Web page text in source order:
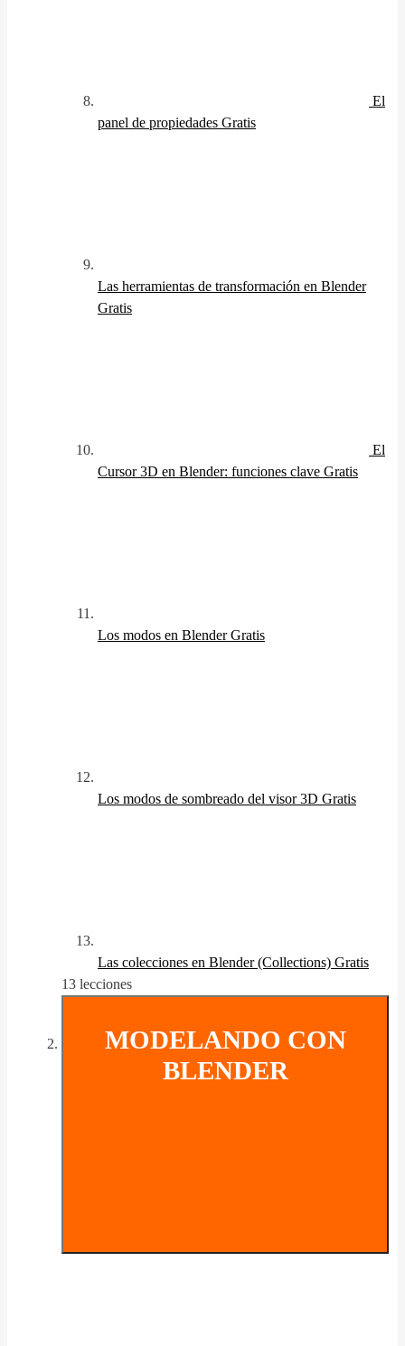
El
panel de propiedades Gratis
Las herramientas de transformación en Blender
Gratis
El
Cursor 3D en Blender: funciones clave Gratis
Los modos en BlenderGratis
Los modos de sombreado del visor 3D Gratis
Las colecciones en Blender (Collections) Gratis
13 lecciones
MODELANDO CON
BLENDER